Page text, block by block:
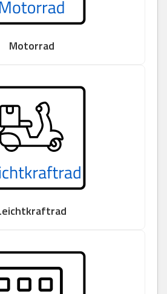
Motorrad